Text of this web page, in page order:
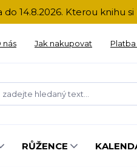
do 14.8.2026. Kterou knihu
nás Jak nakupovat
RŮŽENCE